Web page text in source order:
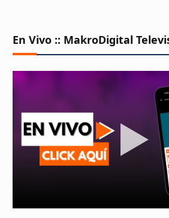
En Vivo :: MakroDigital